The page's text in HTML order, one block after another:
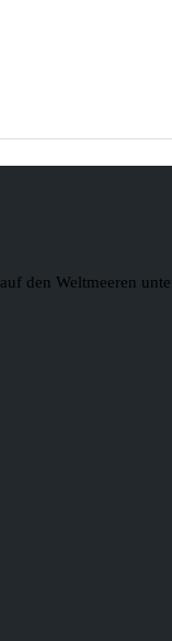
den Weltmeeren